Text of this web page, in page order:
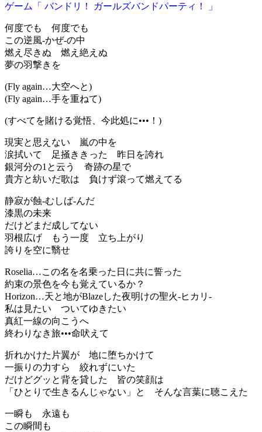
ゲーム「 バンドリ！ ガールズバンドパーティ！ 」
何度でも 何度でも
この逆風-かぜ-の中
燃え尽きぬ 燃え絶えぬ
夢の羽撃きを
(Fly again…大空へと)
(Fly again…手を重ねて)
(すべてを賭ける覚悟、今此処に•••！)
現実と思えない 嵐の中を
涙拭いて 足掻ききった 昨日を誇れ
銀河分の1と云う 奇跡の星で
貴方と紡いだ歌は 負けず滾って燃えてる
静寂が蝕-むしば-んだ
漆黒の未来
だけどまだ成してない
羽根広げ もう一度 立ち上がり
誇りを空に翳せ
Roselia…この名を名乗った日に共に誓った
約束の景色を今も覚えているか？
Horizon…天と地がBlazeした夜明けの聖火-ヒカリ-
私は見たい ついてゆきたい
真紅一線の向こうへ
終わりなき旅•••命吠えて
折れかけた片翼が 地に堕ちかけて
一振りの力すら 絞れずにいた
だけどグッと背を貸した 皆の笑顔は
「ひとりで生きるんじゃない」と そんな言葉に聴こえた
一瞬も 永遠も
この瞬間も